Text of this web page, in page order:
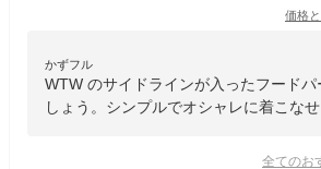
価格
かずフル
WTW のサイドラインが入ったフード
しょう。シンプルでオシャレに着こなせ
全てのお